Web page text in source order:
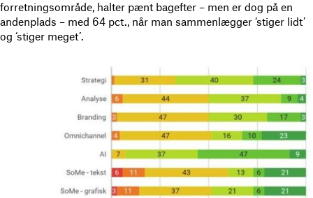
forretningsområde, halter pænt bagefter – men er dog på en
andenplads – med 64 pct., når man sammenlægger ‘stiger lidt’
og ‘stiger meget’.